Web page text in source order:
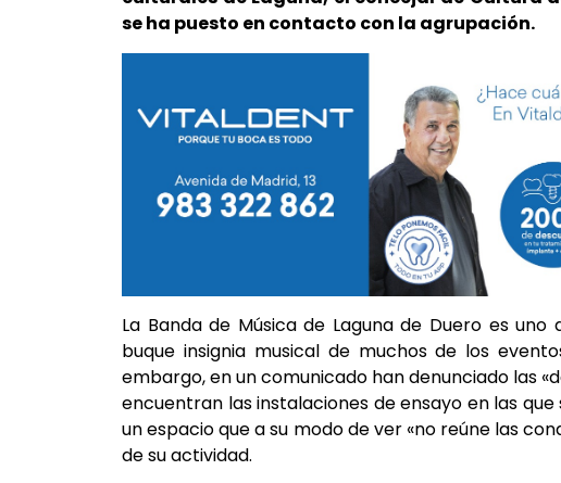
se ha puesto en contacto con la agrupación.
La Banda de Música de Laguna de Duero es
buque insignia musical de muchos de los
embargo, en un comunicado han denunciado las
encuentran las instalaciones de ensayo en las
un espacio que a su modo de ver «no reúne las
de su actividad.